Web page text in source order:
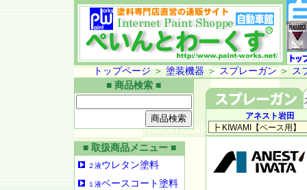
トップページ ＞ 塗装機器＞ スプレーガン ＞ ス
■ 商品検索 ■
■ 取扱商品メニュー ■
２液ウレタン塗料
１液ベースコート塗料
アネスト岩田